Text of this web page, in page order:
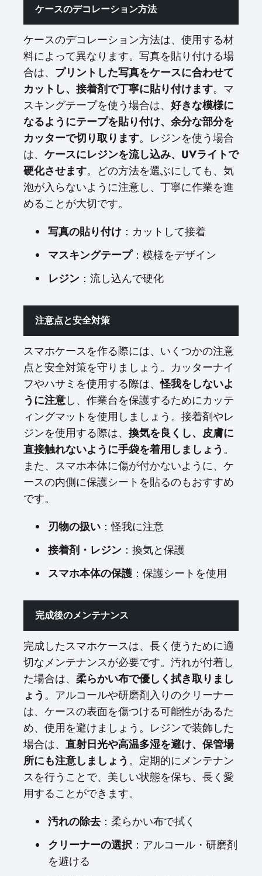
ケースのデコレーション方法
ケースのデコレーション方法は、使用する材
料によって異なります。写真を貼り付ける場
合は、 プリントした写真をケースに合わせて
カットし、接着剤で丁寧に貼り付けます。マ
スキングテープを使う場合は、 好きな模様に
なるようにテープを貼り付け、余分な部分を
カッターで切り取ります。レジンを使う場合
は、 ケースにレジンを流し込み、UVライトで
硬化させます。どの方法を選ぶにしても、気
泡が入らないように注意し、丁寧に作業を進
めることが大切です。
写真の貼り付け ：カットして接着
マスキングテープ：模様をデザイン
レジン ：流し込んで硬化
注意点と安全対策
スマホケースを作る際には、いくつかの注意
点と安全対策を守りましょう。カッターナイ
フやハサミを使用する際は、怪我をしないよ
うに注意し、作業台を保護するためにカッテ
ィングマットを使用しましょう。接着剤やレ
ジンを使用する際は、 換気を良くし、皮膚に
直接触れないように手袋を着用しましょう。
また、スマホ本体に傷が付かないように、ケ
ースの内側に保護シートを貼るのもおすすめ
です。
刃物の扱い ：怪我に注意
接着剤・レジン ：換気と保護
スマホ本体の保護 ：保護シートを使用
完成後のメンテナンス
完成したスマホケースは、長く使うために適
切なメンテナンスが必要です。汚れが付着し
た場合は、 柔らかい布で優しく拭き取りまし
ょう。アルコールや研磨剤入りのクリーナー
は、ケースの表面を傷つける可能性があるた
め、使用を避けましょう。レジンで装飾した
場合は、 直射日光や高温多湿を避け、保管場
所にも注意しましょう。定期的にメンテナン
スを行うことで、美しい状態を保ち、長く愛
用することができます。
汚れの除去 ：柔らかい布で拭く
クリーナーの選択：アルコール・研磨剤
を避ける